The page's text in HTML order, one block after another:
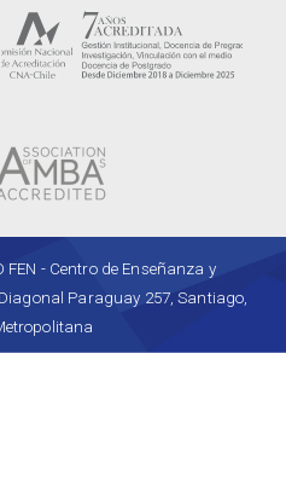
FEN - Centro de Enseñanza y
Paraguay 257, Santiago,